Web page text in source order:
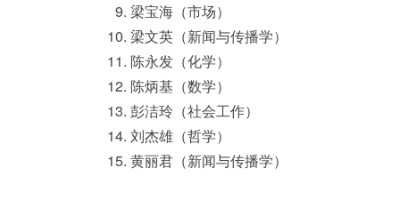
梁宝海（市场）
梁文英（新闻与传播学）
陈永发（化学）
陈炳基（数学）
彭洁玲（社会工作）
刘杰雄（哲学）
黄丽君（新闻与传播学）